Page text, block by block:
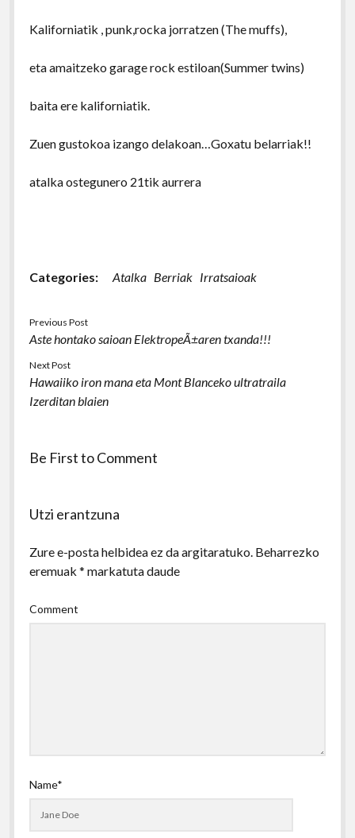
Kaliforniatik , punk,rocka jorratzen (The muffs),
eta amaitzeko garage rock estiloan(Summer twins)
baita ere kaliforniatik.
Zuen gustokoa izango delakoan…Goxatu belarriak!!
atalka ostegunero 21tik aurrera
Categories: Atalka Berriak Irratsaioak
Previous Post
Aste hontako saioan ElektropeÃ±aren txanda!!!
Next Post
Hawaiiko iron mana eta Mont Blanceko ultratraila
Izerditan blaien
Be First to Comment
Utzi erantzuna
Zure e-posta helbidea ez da argitaratuko. Beharrezko
eremuak * markatuta daude
Comment
Name*